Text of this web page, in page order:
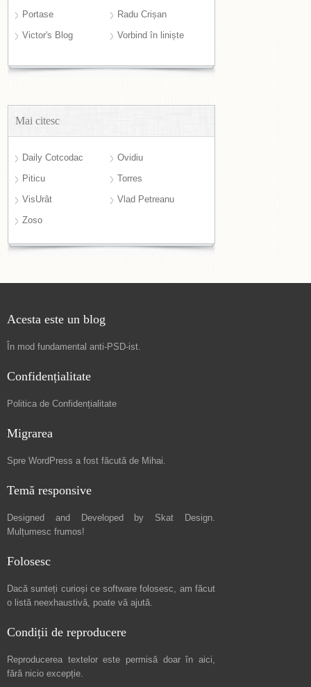
Portase
Radu Crișan
Victor's Blog
Vorbind în liniște
Mai citesc
Daily Cotcodac
Ovidiu
Piticu
Torres
VisUrât
Vlad Petreanu
Zoso
Acesta este un blog
În mod fundamental anti-PSD-ist.
Confidențialitate
Politica de Confidențialitate
Migrarea
Spre WordPress a fost făcută de Mihai.
Temă responsive
Designed and Developed by Skat Design.
Mulțumesc frumos!
Folosesc
Dacă sunteți curioși ce software folosesc, am făcut
o listă neexhaustivă, poate vă ajută.
Condiții de reproducere
Reproducerea textelor este permisă doar în aici,
fără nicio excepție.